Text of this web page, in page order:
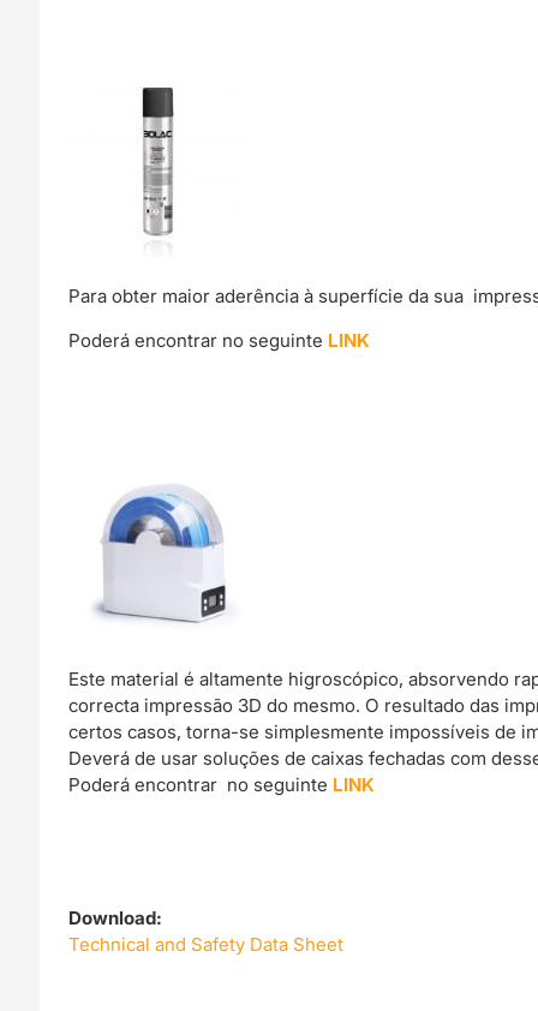
Para obter maior aderência à superfície da sua
Poderá encontrar no seguinte LINK
Este material é altamente higroscópico, absorvendo
correcta impressão 3D do mesmo. O resultado das
certos casos, torna-se simplesmente impossíveis de
Deverá de usar soluções de caixas fechadas com
Poderá encontrar no seguinte LINK
Download:
Technical and Safety Data Sheet